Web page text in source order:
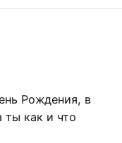
Рождения, в
ты как и что